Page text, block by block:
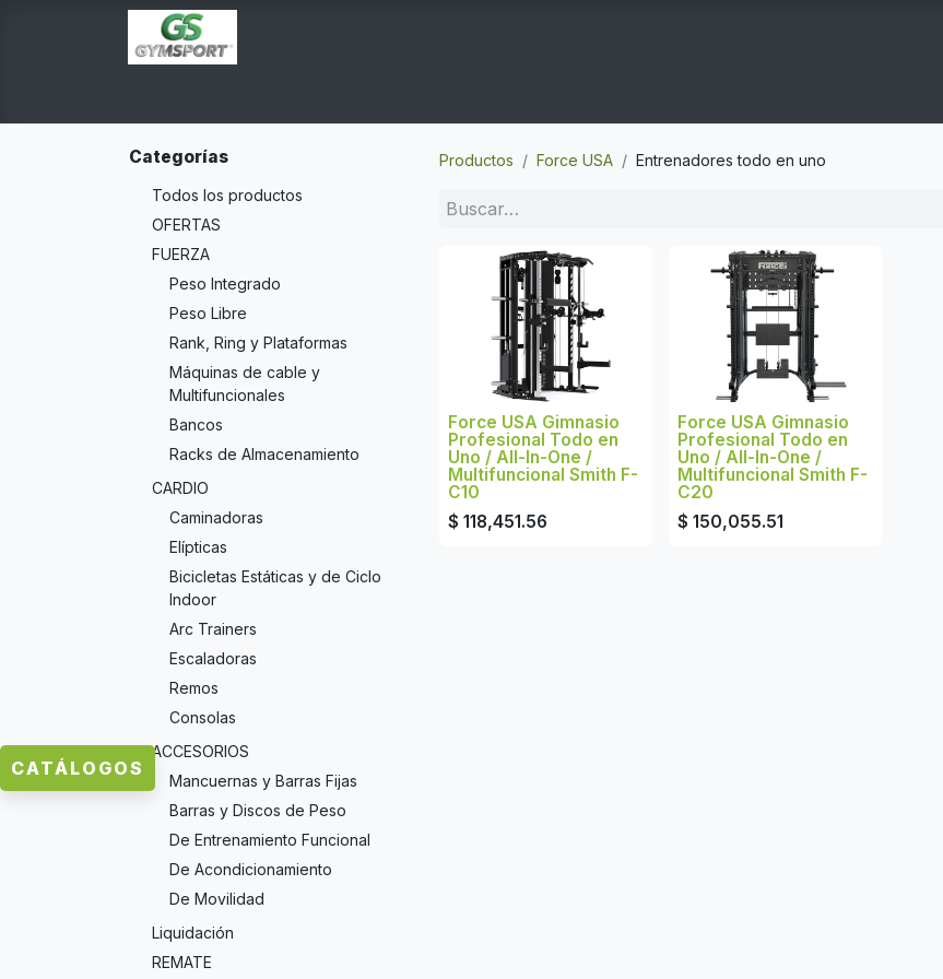
Categorías
Todos los productos
OFERTAS
FUERZA
Peso Integrado
Peso Libre
Rank, Ring y Plataformas
Máquinas de cable y
Multifuncionales
Bancos
Racks de Almacenamiento
CARDIO
Caminadoras
Elípticas
Bicicletas Estáticas y de Ciclo
Indoor
Arc Trainers
Escaladoras
Remos
Consolas
ACCESORIOS
Mancuernas y Barras Fijas
Barras y Discos de Peso
De Entrenamiento Funcional
De Acondicionamiento
De Movilidad
Liquidación
REMATE
Productos Force USA Entrenadores todo en uno
Force USA Gimnasio
Profesional Todo en
Uno / All-In-One /
Multifuncional Smith F-
C10
$ 118,451.56
Force USA Gimnasio
Profesional Todo en
Uno / All-In-One /
Multifuncional Smith F-
C20
$ 150,055.51
CATÁLOGOS